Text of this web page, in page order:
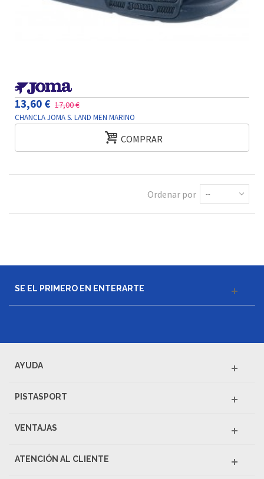
13,60 € 17,00 €
CHANCLA JOMA S. LAND MEN MARINO
COMPRAR
Ordenar por --
SE EL PRIMERO EN ENTERARTE
AYUDA
PISTASPORT
VENTAJAS
ATENCIÓN AL CLIENTE